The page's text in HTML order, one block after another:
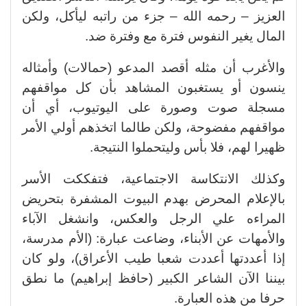
العزيز – رحمه الله – جزء من راتبه ليأكل، ولكن
المال يغير النفوس فترة مع وفترة ضد.
والأغرب أن مثله أقصد المدعو (حمالات) وأمثاله
ينسون أو يستغبون المشاهد بأن كل مواقفهم
مسجلة صوت وصورة على اليوتيوب، أي أن
مواقفهم مفضوحة، ولكن طالما اتخذهم أولي الأمر
ظهيرا لهم، فلا بأس وليتحملوا النتيجة.
وكذلك الانتكاسة الاجتماعية، فتفككت الأسر
بالإعلام المحرض بهدم البيوت المشفرة بتحريض
المراءه علي الرجل والعكس، وانشغل الآباء
والأمهات عن الأبناء، وضاعت عبارة: (الأم مدرسة،
إذا أعددتها أعددت شعبا طيب الأعراق)، ولو كان
بيننا الآن الشاعر الكبير (حافظ إبراهيم) ما نطق
حرفا من هذه العبارة.